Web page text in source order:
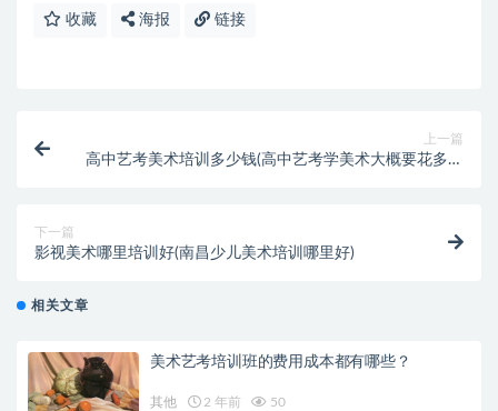
收藏 海报 链接
上一篇
高中艺考美术培训多少钱(高中艺考学美术大概要花多少
下一篇
影视美术哪里培训好(南昌少儿美术培训哪里好)
相关文章
美术艺考培训班的费用成本都有哪些？
其他 2 年前 50